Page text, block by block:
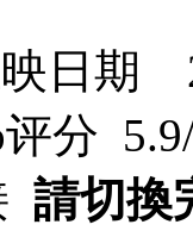
映日期
分 5.9/
請切換